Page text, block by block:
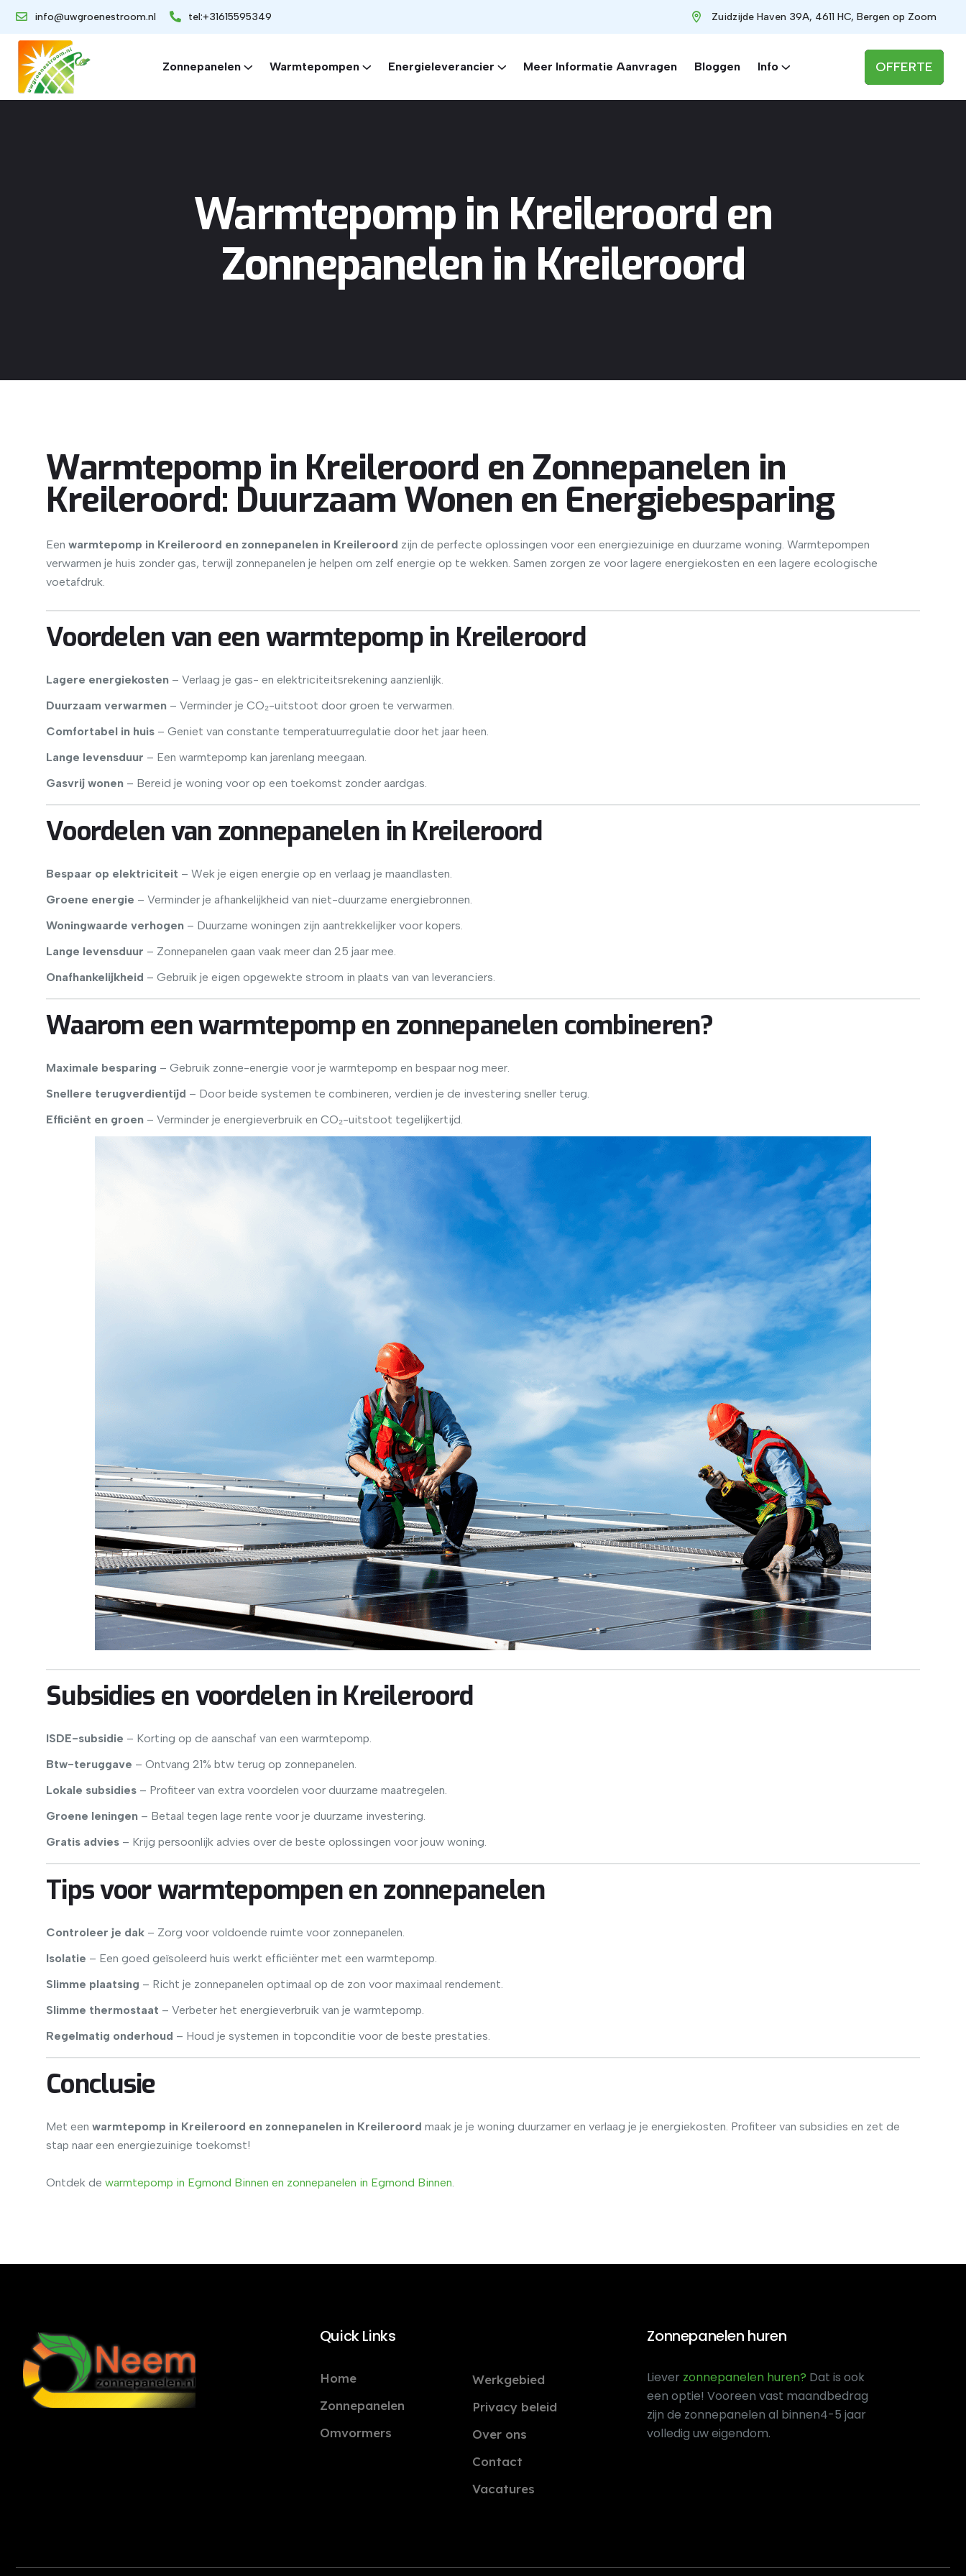
info@uwgroenestroom.nl tel:+31615595349 Zuidzijde Haven 39A, 4611 HC, Bergen op Zoom
Zonnepanelen Warmtepompen Energieleverancier Meer Informatie Aanvragen Bloggen Info OFFERTE
Warmtepomp in Kreileroord en
Zonnepanelen in Kreileroord
Warmtepomp in Kreileroord en Zonnepanelen in
Kreileroord: Duurzaam Wonen en Energiebesparing
Een warmtepomp in Kreileroord en zonnepanelen in Kreileroord zijn de perfecte oplossingen voor een energiezuinige en duurzame woning. Warmtepompen
verwarmen je huis zonder gas, terwijl zonnepanelen je helpen om zelf energie op te wekken. Samen zorgen ze voor lagere energiekosten en een lagere ecologische
voetafdruk.
Voordelen van een warmtepomp in Kreileroord
Lagere energiekosten – Verlaag je gas- en elektriciteitsrekening aanzienlijk.
Duurzaam verwarmen – Verminder je CO₂-uitstoot door groen te verwarmen.
Comfortabel in huis – Geniet van constante temperatuurregulatie door het jaar heen.
Lange levensduur – Een warmtepomp kan jarenlang meegaan.
Gasvrij wonen – Bereid je woning voor op een toekomst zonder aardgas.
Voordelen van zonnepanelen in Kreileroord
Bespaar op elektriciteit – Wek je eigen energie op en verlaag je maandlasten.
Groene energie – Verminder je afhankelijkheid van niet-duurzame energiebronnen.
Woningwaarde verhogen – Duurzame woningen zijn aantrekkelijker voor kopers.
Lange levensduur – Zonnepanelen gaan vaak meer dan 25 jaar mee.
Onafhankelijkheid – Gebruik je eigen opgewekte stroom in plaats van van leveranciers.
Waarom een warmtepomp en zonnepanelen combineren?
Maximale besparing – Gebruik zonne-energie voor je warmtepomp en bespaar nog meer.
Snellere terugverdientijd – Door beide systemen te combineren, verdien je de investering sneller terug.
Efficiënt en groen – Verminder je energieverbruik en CO₂-uitstoot tegelijkertijd.
Subsidies en voordelen in Kreileroord
ISDE-subsidie – Korting op de aanschaf van een warmtepomp.
Btw-teruggave – Ontvang 21% btw terug op zonnepanelen.
Lokale subsidies – Profiteer van extra voordelen voor duurzame maatregelen.
Groene leningen – Betaal tegen lage rente voor je duurzame investering.
Gratis advies – Krijg persoonlijk advies over de beste oplossingen voor jouw woning.
Tips voor warmtepompen en zonnepanelen
Controleer je dak – Zorg voor voldoende ruimte voor zonnepanelen.
Isolatie – Een goed geïsoleerd huis werkt efficiënter met een warmtepomp.
Slimme plaatsing – Richt je zonnepanelen optimaal op de zon voor maximaal rendement.
Slimme thermostaat – Verbeter het energieverbruik van je warmtepomp.
Regelmatig onderhoud – Houd je systemen in topconditie voor de beste prestaties.
Conclusie
Met een warmtepomp in Kreileroord en zonnepanelen in Kreileroord maak je je woning duurzamer en verlaag je je energiekosten. Profiteer van subsidies en zet de
stap naar een energiezuinige toekomst!
Ontdek de warmtepomp in Egmond Binnen en zonnepanelen in Egmond Binnen.
Quick Links
Home
Zonnepanelen
Omvormers
Werkgebied
Privacy beleid
Over ons
Contact
Vacatures
Zonnepanelen huren
Liever zonnepanelen huren? Dat is ook
een optie! Vooreen vast maandbedrag
zijn de zonnepanelen al binnen4-5 jaar
volledig uw eigendom.